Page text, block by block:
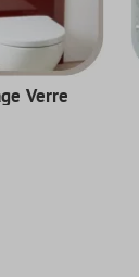
Verre